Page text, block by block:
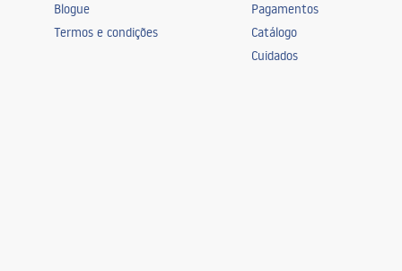
Blogue
Termos e condições
Pagamentos
Catálogo
Cuidados